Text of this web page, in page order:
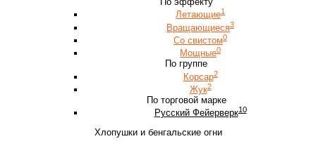
Летающие1
Вращающиеся3
Со свистом0
Мощные0
По группе
Корсар2
Жук2
По торговой марке
Русский Фейерверк10
Хлопушки и бенгальские огни